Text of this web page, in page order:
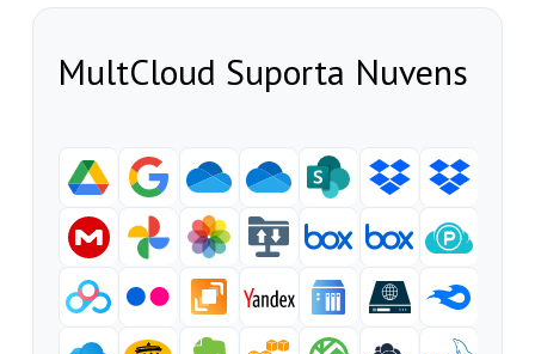
MultCloud Suporta Nuvens